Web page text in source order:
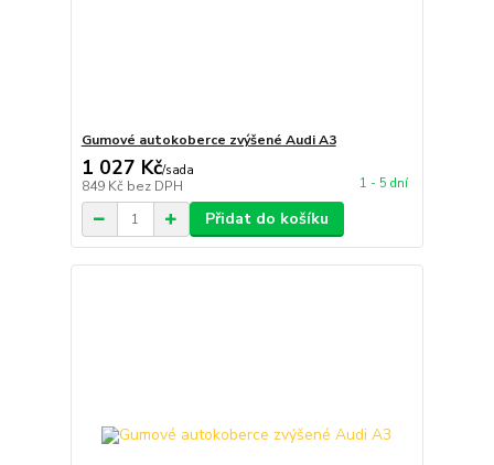
Gumové autokoberce zvýšené Audi A3
1 027 Kč/sada
849 Kč bez DPH 1 - 5 dní
Přidat do košíku